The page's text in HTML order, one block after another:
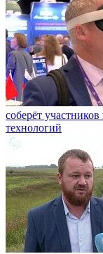
соберёт
технологий